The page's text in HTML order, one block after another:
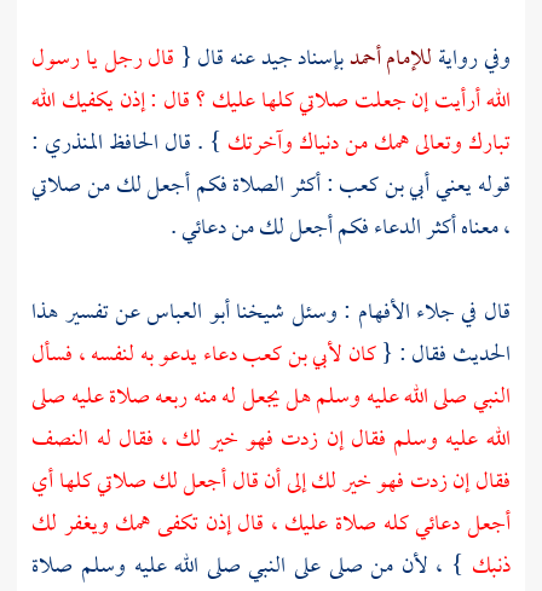
وفي روايةللإمام أحمدبإسناد جيد عنه قال { قال رجل يا رسول
الله أرأيت إن جعلت صلاتي كلها عليك ؟ قال : إذن يكفيك الله
تبارك وتعالى همك من دنياك وآخرتك } . قالالحافظ المنذري :
قوله يعنيأبي بن كعب: أكثر الصلاة فكم أجعل لك من صلاتي
، معناه أكثر الدعاء فكم أجعل لك من دعائي .
قال في جلاء الأفهام : وسئل شيخناأبو العباسعن تفسير هذا
الحديث فقال : {كانلأبي بن كعبدعاء يدعو به لنفسه ، فسأل
النبي صلى الله عليه وسلم هل يجعل له منه ربعه صلاة عليه صلى
الله عليه وسلم فقال إن زدت فهو خير لك ، فقال له النصف
فقال إن زدت فهو خير لك إلى أن قال أجعل لك صلاتي كلها أي
أجعل دعائي كله صلاة عليك ، قال إذن تكفى همك ويغفر لك
ذنبك } ، لأن من صلى على النبي صلى الله عليه وسلم صلاة